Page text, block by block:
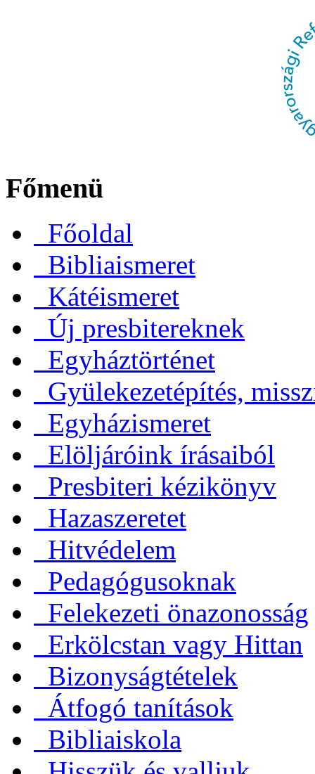
Főmenü
Főoldal
Bibliaismeret
Kátéismeret
Új presbitereknek
Egyháztörténet
Gyülekezetépítés,
Egyházismeret
Elöljáróink írásaiból
Presbiteri kézikönyv
Hazaszeretet
Hitvédelem
Pedagógusoknak
Felekezeti önazonosság
Erkölcstan vagy Hittan
Bizonyságtételek
Átfogó tanítások
Bibliaiskola